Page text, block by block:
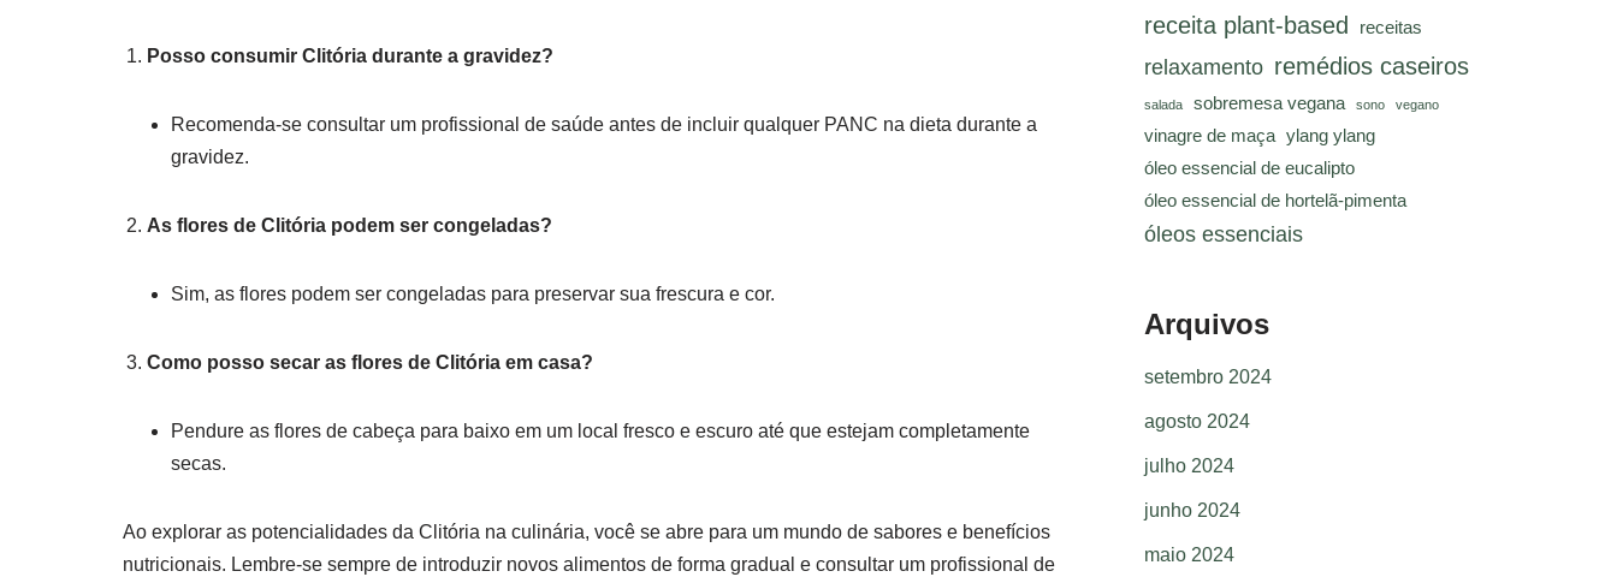
Posso consumir Clitória durante a gravidez?
Recomenda-se consultar um profissional de saúde antes de incluir qualquer PANC na dieta durante a
gravidez.
As flores de Clitória podem ser congeladas?
Sim, as flores podem ser congeladas para preservar sua frescura e cor.
Como posso secar as flores de Clitória em casa?
Pendure as flores de cabeça para baixo em um local fresco e escuro até que estejam completamente
secas.
Ao explorar as potencialidades da Clitória na culinária, você se abre para um mundo de sabores e benefícios
nutricionais. Lembre-se sempre de introduzir novos alimentos de forma gradual e consultar um profissional de
receita plant-based receitas
relaxamento remédios caseiros
salada sobremesa vegana sono vegano
vinagre de maça ylang ylang
óleo essencial de eucalipto
óleo essencial de hortelã-pimenta
óleos essenciais
Arquivos
setembro 2024
agosto 2024
julho 2024
junho 2024
maio 2024